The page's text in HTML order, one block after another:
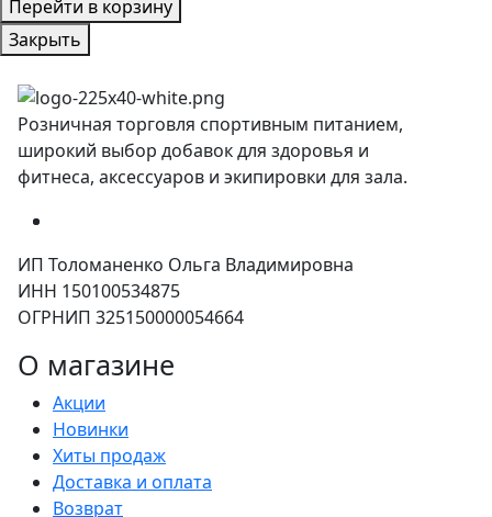
Перейти в корзину
Закрыть
Розничная торговля спортивным питанием,
широкий выбор добавок для здоровья и
фитнеса, аксессуаров и экипировки для зала.
ИП Толоманенко Ольга Владимировна
ИНН 150100534875
ОГРНИП 325150000054664
О магазине
Акции
Новинки
Хиты продаж
Доставка и оплата
Возврат